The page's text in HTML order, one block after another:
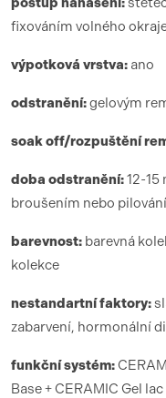
fixováním volného
výpotková vrstva: ano
odstranění:gelovým
soak off/rozpuštění
doba odstranění:12-15
broušením nebo
barevnost: barevná
kolekce
nestandartní faktory:
zabarvení, hormonální
funkční systém:
Base + CERAMIC Gel